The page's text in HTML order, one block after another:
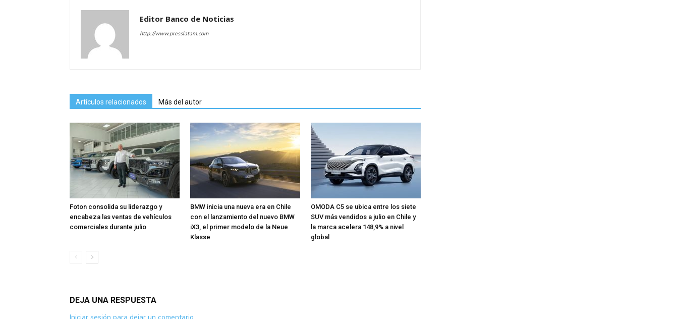
Editor Banco de Noticias
http://www.presslatam.com
Artículos relacionados Más del autor
Foton consolida su liderazgo y
encabeza las ventas de vehículos
comerciales durante julio
BMW inicia una nueva era en Chile
con el lanzamiento del nuevo BMW
iX3, el primer modelo de la Neue
Klasse
OMODA C5 se ubica entre los siete
SUV más vendidos a julio en Chile y
la marca acelera 148,9% a nivel
global
DEJA UNA RESPUESTA